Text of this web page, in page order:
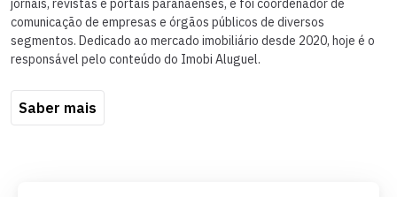
jornais, revistas e portais paranaenses, e foi coordenador de
comunicação de empresas e órgãos públicos de diversos
segmentos. Dedicado ao mercado imobiliário desde 2020, hoje é o
responsável pelo conteúdo do Imobi Aluguel.
Saber mais